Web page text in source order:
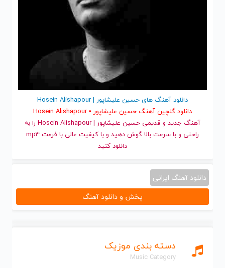
دسته بندی موزیک
Music Category
دانلود آهنگ های حسین علیشاپور | Hosein Alishapour
دانلود گلچین آهنگ حسین علیشاپور • Hosein Alishapour
آهنگ جدید
و قدیمی حسین علیشاپور | Hosein Alishapour را به
راحتی و با سرعت بالا گوش دهید و با کیفیت عالی با فرمت mp3
دانلود کنید
دانلود آهنگ ایرانی
پخش و دانلود آهنگ